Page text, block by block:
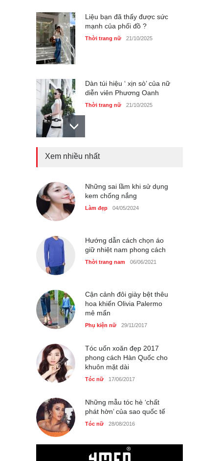
Liệu bạn đã thấy được sức
mạnh của phối đồ ?
Thời trang nữ 21/10/2025
Dàn túi hiệu ‘ xịn sò’ của nữ
diễn viên Phương Oanh
Thời trang nữ 21/10/2025
Mẫu áo khoác đẹp cho phụ
Truy tìm thông tin áo bra
Thời trang nữ 14/10/2025
phụ nữ Pháp tin dùng
Bí quyết giữ gìn vóc dáng
của diễn viên Khánh Huyền
Làm đẹp
Phong cách thời trang của
14/10/2025
Xem nhiều nhất
Những sai lầm khi sử dụng
kem chống nắng
Làm đẹp 04/05/2024
Hướng dẫn cách chọn áo
giữ nhiệt nam phong cách
Thời trang nam 06/06/2021
Cận cảnh đôi giày bệt thêu
hoa khiến Olivia Palermo
mê mẩn
Phụ kiện nữ 29/11/2017
Tóc uốn xoăn đẹp 2017
phong cách Hàn Quốc cho
khuôn mặt dài
Tóc nữ 17/06/2017
Những mẫu tóc hè ‘chất
phát hờn’ của sao quốc tế
Tóc nữ 28/08/2016